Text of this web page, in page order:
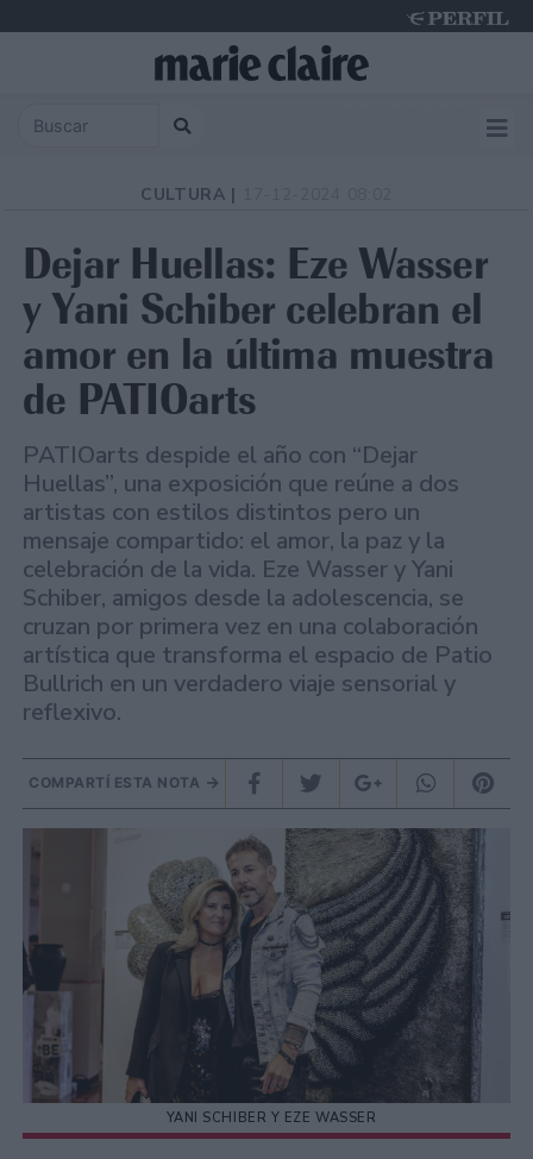
CULTURA |
Dejar Huellas: Eze Wasser
y Yani Schiber celebran el
amor en la última muestra
de PATIOarts
PATIOarts despide el año con “Dejar
Huellas”, una exposición que reúne a dos
artistas con estilos distintos pero un
mensaje compartido: el amor, la paz y la
celebración de la vida. Eze Wasser y Yani
Schiber, amigos desde la adolescencia, se
cruzan por primera vez en una colaboración
artística que transforma el espacio de Patio
Bullrich en un verdadero viaje sensorial y
reflexivo.
COMPARTÍ ESTA NOTA
YANI SCHIBER Y EZE WASSER